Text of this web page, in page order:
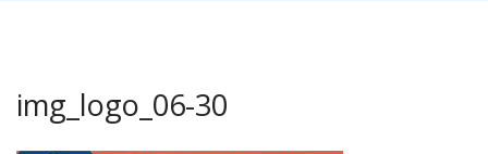
img_logo_06-30